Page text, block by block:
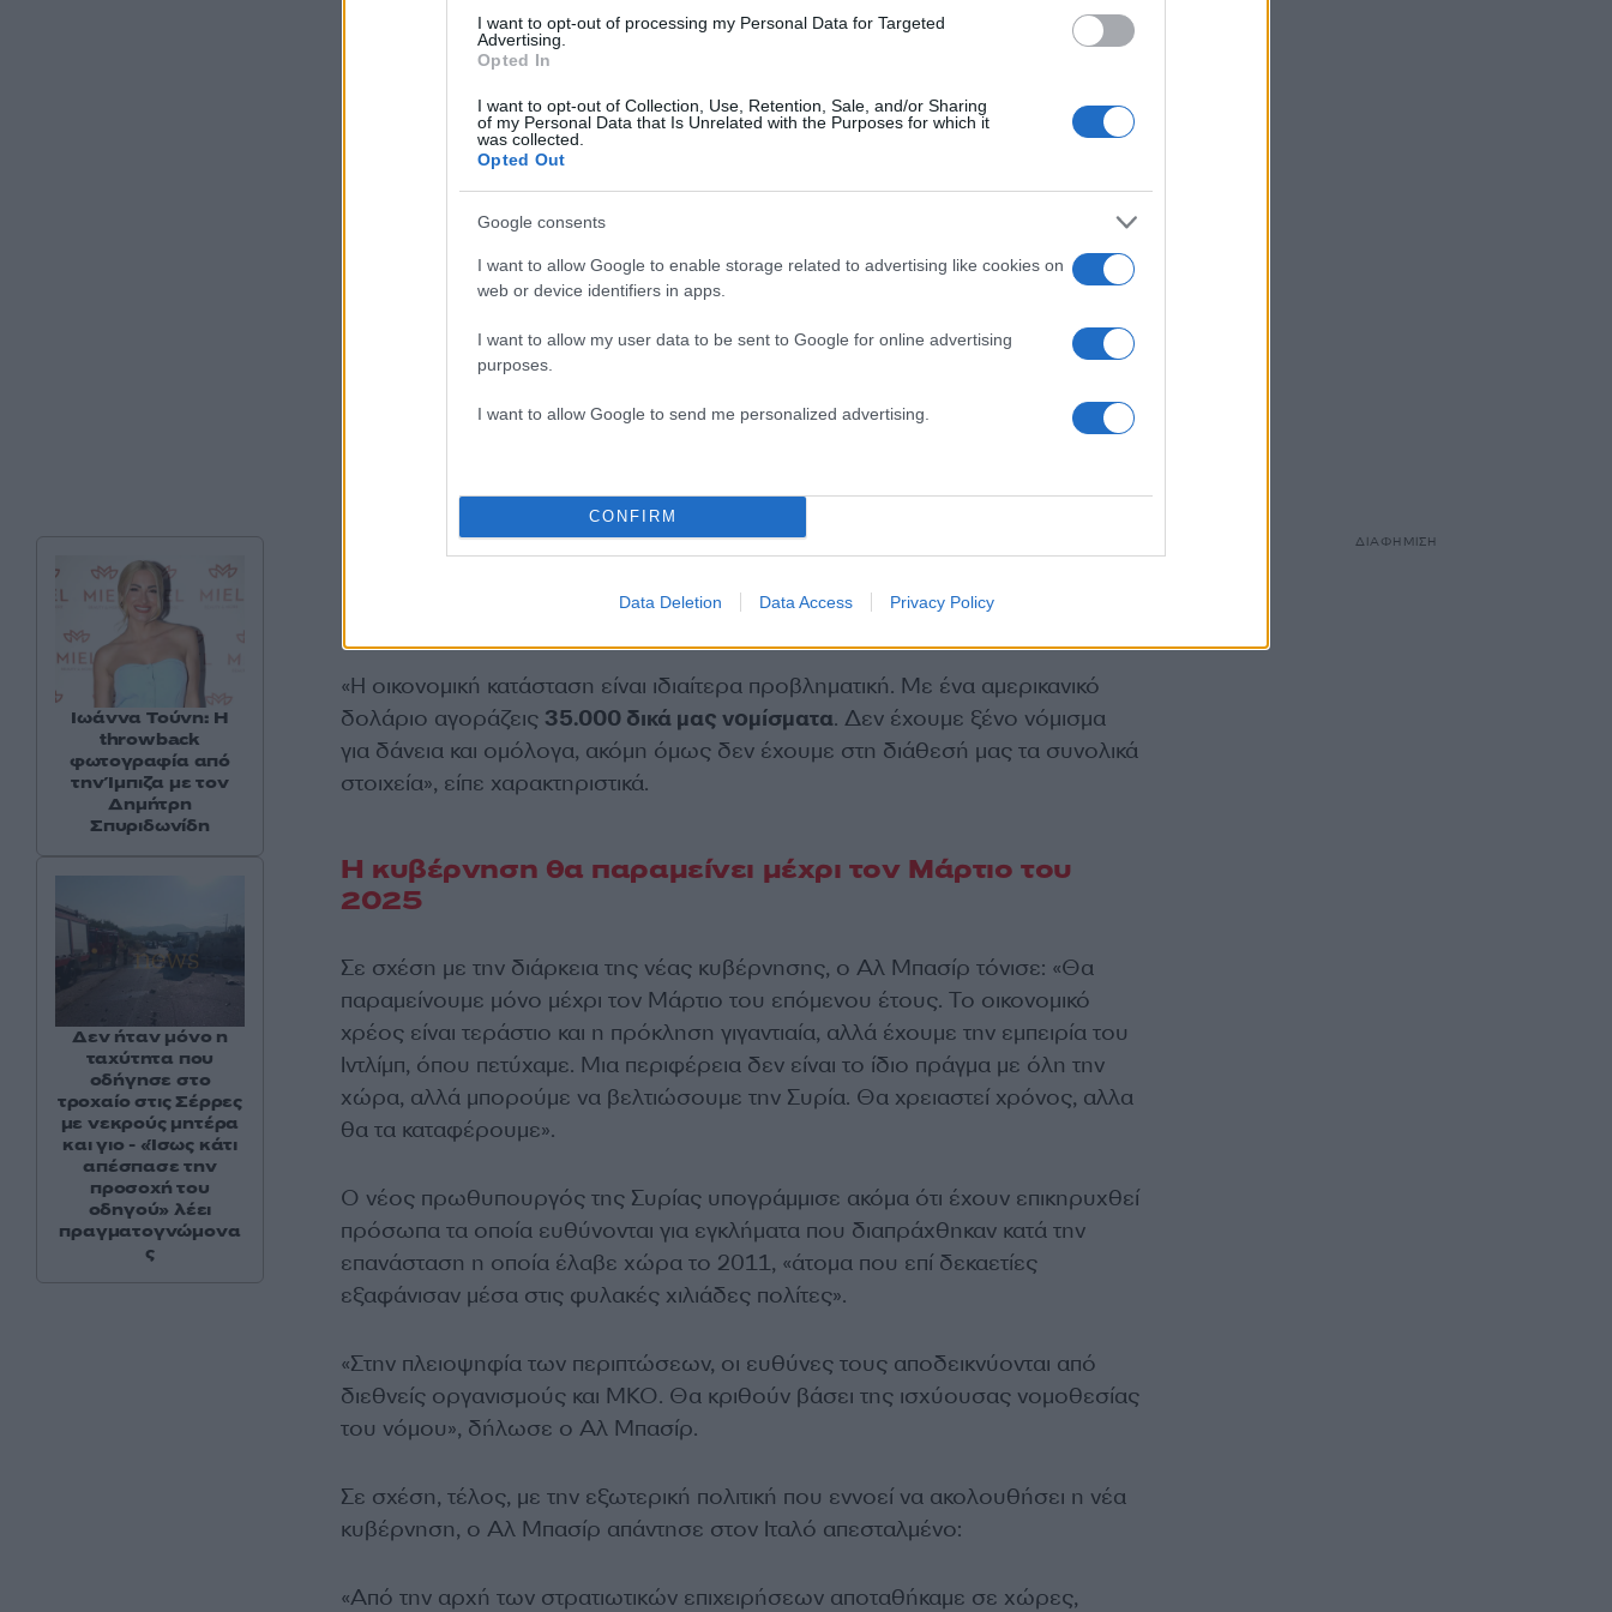
I want to opt-out of processing my Personal Data for Targeted
Advertising.
Opted In
I want to opt-out of Collection, Use, Retention, Sale, and/or Sharing
of my Personal Data that Is Unrelated with the Purposes for which it
was collected.
Opted Out
Google consents
I want to allow Google to enable storage related to advertising like cookies on
web or device identifiers in apps.
I want to allow my user data to be sent to Google for online advertising
purposes.
I want to allow Google to send me personalized advertising.
CONFIRM
Data Deletion Data Access Privacy Policy
«Η οικονομική κατάσταση είναι ιδιαίτερα προβληματική. Με ένα αμερικανικό
δολάριο αγοράζεις 35.000 δικά μας νομίσματα. Δεν έχουμε ξένο νόμισμα
για δάνεια και ομόλογα, ακόμη όμως δεν έχουμε στη διάθεσή μας τα συνολικά
στοιχεία», είπε χαρακτηριστικά.
Η κυβέρνηση θα παραμείνει μέχρι τον Μάρτιο του
2025
Σε σχέση με την διάρκεια της νέας κυβέρνησης, ο Αλ Μπασίρ τόνισε: «Θα
παραμείνουμε μόνο μέχρι τον Μάρτιο του επόμενου έτους. Το οικονομικό
χρέος είναι τεράστιο και η πρόκληση γιγαντιαία, αλλά έχουμε την εμπειρία του
Ιντλίμπ, όπου πετύχαμε. Μια περιφέρεια δεν είναι το ίδιο πράγμα με όλη την
χώρα, αλλά μπορούμε να βελτιώσουμε την Συρία. Θα χρειαστεί χρόνος, αλλα
θα τα καταφέρουμε».
Ο νέος πρωθυπουργός της Συρίας υπογράμμισε ακόμα ότι έχουν επικηρυχθεί
πρόσωπα τα οποία ευθύνονται για εγκλήματα που διαπράχθηκαν κατά την
επανάσταση η οποία έλαβε χώρα το 2011, «άτομα που επί δεκαετίες
εξαφάνισαν μέσα στις φυλακές χιλιάδες πολίτες».
«Στην πλειοψηφία των περιπτώσεων, οι ευθύνες τους αποδεικνύονται από
διεθνείς οργανισμούς και ΜΚΟ. Θα κριθούν βάσει της ισχύουσας νομοθεσίας
του νόμου», δήλωσε ο Αλ Μπασίρ.
Σε σχέση, τέλος, με την εξωτερική πολιτική που εννοεί να ακολουθήσει η νέα
κυβέρνηση, ο Αλ Μπασίρ απάντησε στον Ιταλό απεσταλμένο:
«Από την αρχή των στρατιωτικών επιχειρήσεων αποταθήκαμε σε χώρες,
Ιωάννα Τούνη: Η
throwback
φωτογραφία από
την Ίμπιζα με τον
Δημήτρη
Σπυριδωνίδη
Δεν ήταν μόνο η
ταχύτητα που
οδήγησε στο
τροχαίο στις Σέρρες
με νεκρούς μητέρα
και γιο - «Ίσως κάτι
απέσπασε την
προσοχή του
οδηγού» λέει
πραγματογνώμονα
ς
ΔΙΑΦΗΜΙΣΗ